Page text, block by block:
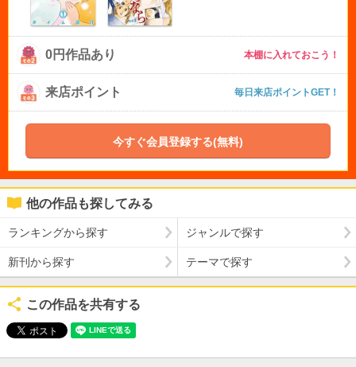
0円作品あり 本棚に入れておこう！
来店ポイント 毎日来店ポイントGET！
今すぐ会員登録する(無料)
他の作品も探してみる
ランキングから探す ジャンルで探す
新刊から探す テーマで探す
この作品を共有する